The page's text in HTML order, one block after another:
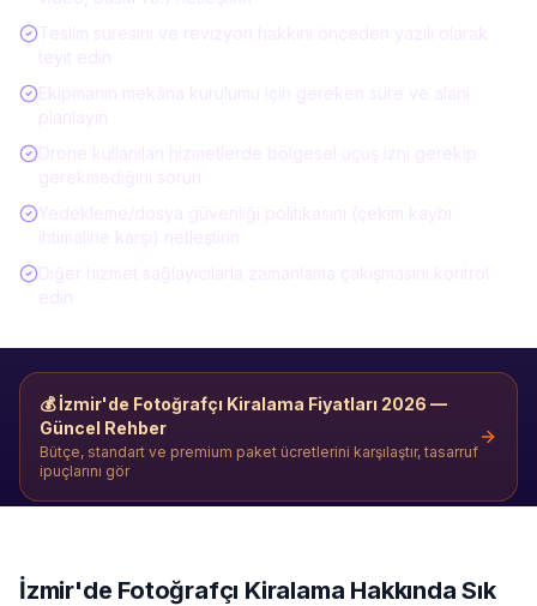
💰İzmir'de Fotoğrafçı Kiralama Fiyatları 2026 —
Güncel Rehber
Bütçe, standart ve premium paket ücretlerini karşılaştır, tasarruf
ipuçlarını gör
İzmir'de Fotoğrafçı Kiralama Hakkında Sık